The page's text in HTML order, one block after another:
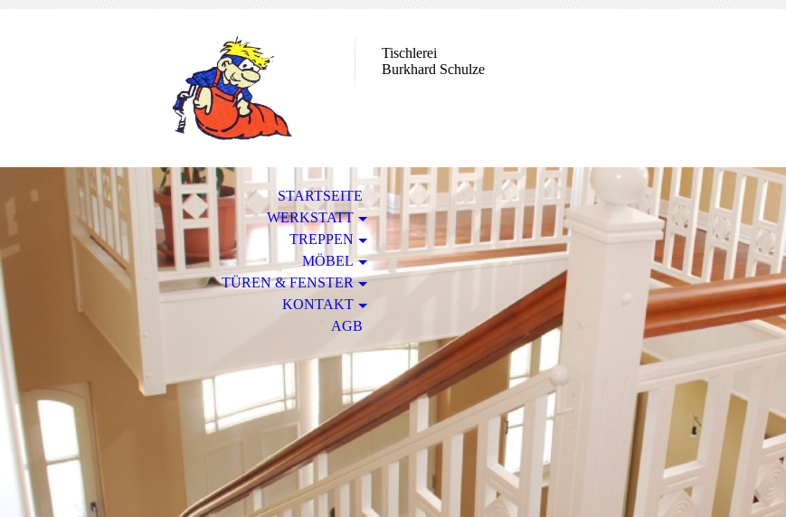
Tischlerei
Burkhard Schulze
STARTSEITE
WERKSTATT
TREPPEN
MÖBEL
TÜREN & FENSTER
KONTAKT
AGB